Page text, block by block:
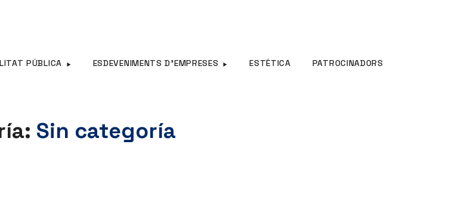
PÚBLICA ESDEVENIMENTS D’EMPRESES ESTÈTICA PATROCINADORS
Sin categoría